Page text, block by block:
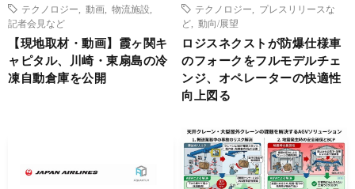
テクノロジー
動画 物流施設
記者会見など
【現地取材・動画】霞ヶ関キ
ャピタル、川崎・東扇島の冷
凍自動倉庫を公開
テクノロジー
プレスリリースな
ど
動向/展望
ロジスネクストが防爆仕様車
のフォークをフルモデルチェ
ンジ、オペレーターの快適性
向上図る